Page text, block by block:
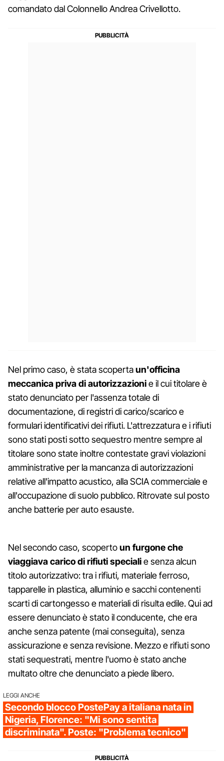
comandato dal Colonnello Andrea Crivellotto.
Nel primo caso, è stata scopertaun'officina
meccanica priva di autorizzazionie il cui titolare è
stato denunciato per l'assenza totale di
documentazione, di registri di carico/scarico e
formulari identificativi dei rifiuti. L'attrezzatura e i rifiuti
sono stati posti sotto sequestro mentre sempre al
titolare sono state inoltre contestate gravi violazioni
amministrative per la mancanza di autorizzazioni
relative all'impatto acustico, alla SCIA commerciale e
all'occupazione di suolo pubblico. Ritrovate sul posto
anche batterie per auto esauste.
Nel secondo caso, scopertoun furgone che
viaggiava carico di rifiuti specialie senza alcun
titolo autorizzativo: tra i rifiuti, materiale ferroso,
tapparelle in plastica, alluminio e sacchi contenenti
scarti di cartongesso e materiali di risulta edile. Qui ad
essere denunciato è stato il conducente, che era
anche senza patente (mai conseguita), senza
assicurazione e senza revisione. Mezzo e rifiuti sono
stati sequestrati, mentre l'uomo è stato anche
multato oltre che denunciato a piede libero.
LEGGI ANCHE
Secondo blocco PostePay a italiana nata in
Nigeria, Florence: "Mi sono sentita
discriminata". Poste: "Problema tecnico"